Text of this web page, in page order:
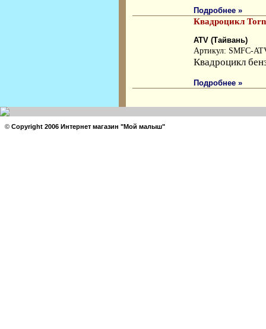
Подробнее »
Квадроцикл
ATV (Тайвань)
Артикул: SMFC-
Квадроцикл
Подробнее »
© Copyright 2006 Интернет магазин "Мой малыш"